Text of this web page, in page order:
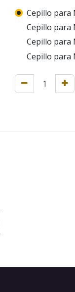
Cepillo para
Cepillo para
Cepillo para
Cepillo para